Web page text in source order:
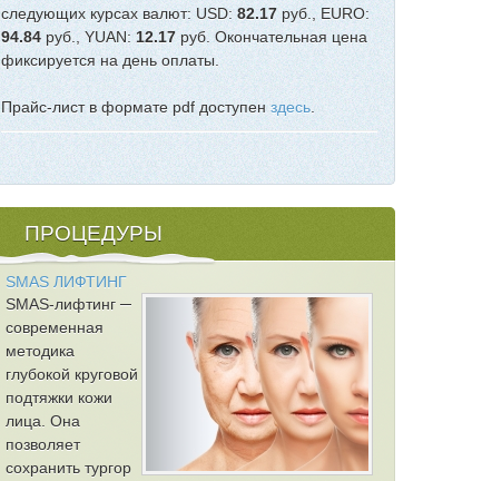
следующих курсах валют: USD: 82.17руб., EURO:
94.84 руб., YUAN:12.17 руб. Окончательная цена
фиксируется на день оплаты.
Прайс-лист в формате pdf доступенздесь
ПРОЦЕДУРЫ
SMAS ЛИФТИНГ
SMAS-лифтинг ─
современная
методика
глубокой круговой
подтяжки кожи
лица. Она
позволяет
сохранить тургор